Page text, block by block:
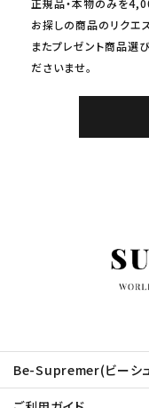
お探しの商品のリクエ
またプレゼント商品選
ださいませ。
Be-Supremer(ビーシ